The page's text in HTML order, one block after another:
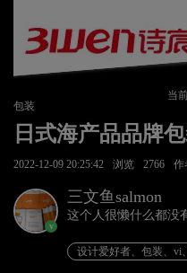
当
包装
日式海产品品牌
2022-12-09 20:25:42 浏览 2766 作
v
三文鱼salmon
这个人很懒什么都没
设计爱好者、包装、vi